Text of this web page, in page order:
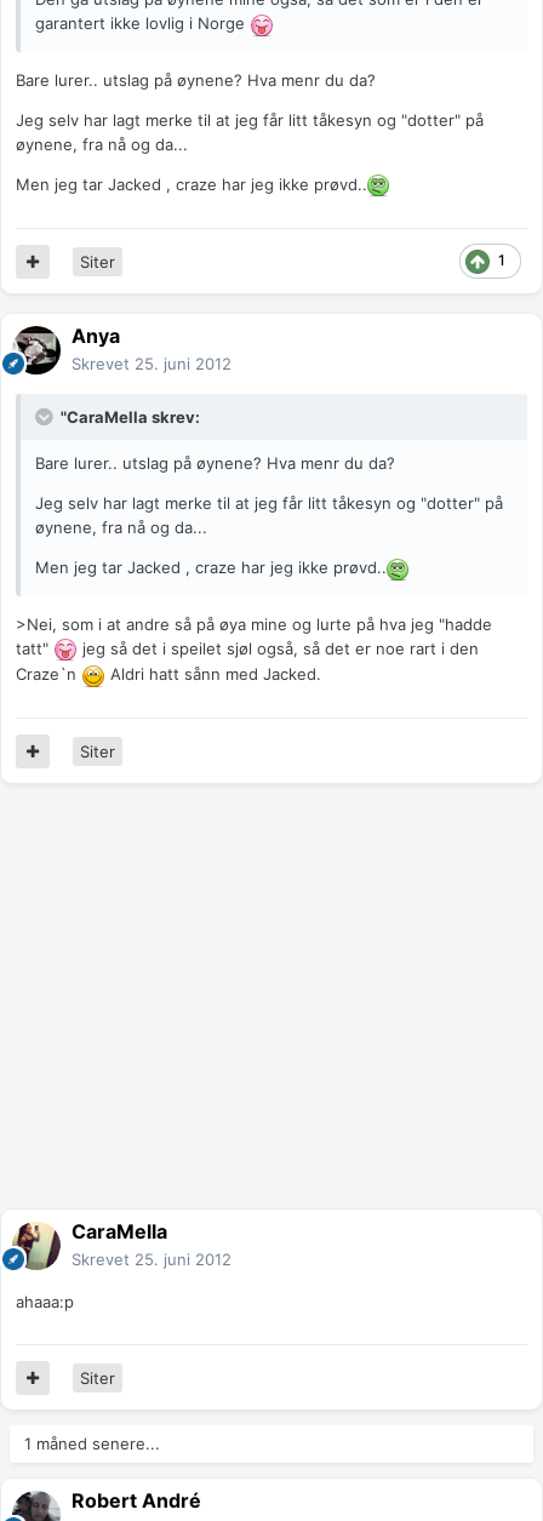
garantert ikke lovlig i Norge
Bare lurer.. utslag på øynene? Hva menr du da?
Jeg selv har lagt merke til at jeg får litt tåkesyn og "dotter" på
øynene, fra nå og da...
Men jeg tar Jacked , craze har jeg ikke prøvd..
1
Siter
Anya
Skrevet 25. juni 2012
"CaraMella skrev:
Bare lurer.. utslag på øynene? Hva menr du da?
Jeg selv har lagt merke til at jeg får litt tåkesyn og "dotter" på
øynene, fra nå og da...
Men jeg tar Jacked , craze har jeg ikke prøvd..
>Nei, som i at andre så på øya mine og lurte på hva jeg "hadde
tatt"
jeg så det i speilet sjøl også, så det er noe rart i den
Craze`n
Aldri hatt sånn med Jacked.
Siter
CaraMella
Skrevet 25. juni 2012
ahaaa:p
Siter
1 måned senere...
Robert André